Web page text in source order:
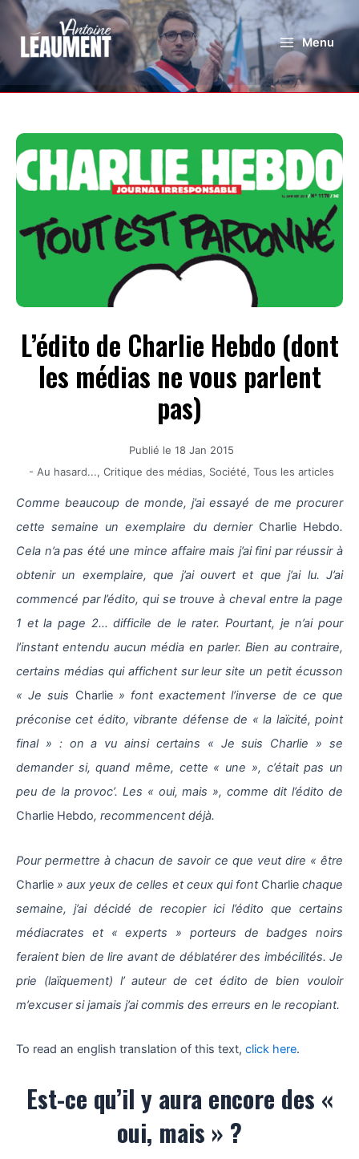
Menu
L’édito de Charlie Hebdo (dont
les médias ne vous parlent
pas)
Publié le 18 Jan 2015
- Au hasard..., Critique des médias, Société, Tous les articles
Comme beaucoup de monde, j’ai essayé de me procurer
cette semaine un exemplaire du dernier Charlie Hebdo.
Cela n’a pas été une mince affaire mais j’ai fini par réussir à
obtenir un exemplaire, que j’ai ouvert et que j’ai lu. J’ai
commencé par l’édito, qui se trouve à cheval entre la page
1 et la page 2… difficile de le rater. Pourtant, je n’ai pour
l’instant entendu aucun média en parler. Bien au contraire,
certains médias qui affichent sur leur site un petit écusson
« Je suis Charlie» font exactement l’inverse de ce que
préconise cet édito, vibrante défense de « la laïcité, point
final » : on a vu ainsi certains « Je suis Charlie » se
demander si, quand même, cette « une », c’était pas un
peu de la provoc’. Les « oui, mais », comme dit l’édito de
Charlie Hebdo, recommencent déjà.
Pour permettre à chacun de savoir ce que veut dire « être
Charlie » aux yeux de celles et ceux qui font Charliechaque
semaine, j’ai décidé de recopier ici l’édito que certains
médiacrates et « experts » porteurs de badges noirs
feraient bien de lire avant de déblatérer des imbécilités. Je
prie (laïquement) l’ auteur de cet édito de bien vouloir
m’excuser si jamais j’ai commis des erreurs en le recopiant.
To read an english translation of this text, click here.
Est-ce qu’il y aura encore des «
oui, mais » ?